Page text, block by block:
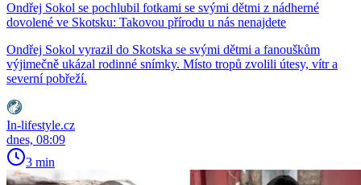
Ondřej Sokol se pochlubil fotkami se svými dětmi z nádherné
dovolené ve Skotsku: Takovou přírodu u nás nenajdete
Ondřej Sokol vyrazil do Skotska se svými dětmi a fanouškům
výjimečně ukázal rodinné snímky. Místo tropů zvolili útesy, vítr a
severní pobřeží.
In-lifestyle.cz
dnes, 08:09
3 min